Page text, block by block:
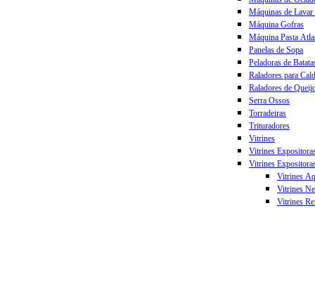
Máquinas de Lavar
Máquina Gofras
Máquina Pasta
Panelas de Sopa
Peladoras de
Raladores para
Raladores de
Serra Ossos
Torradeiras
Trituradores
Vitrines
Vitrines
Vitrines
Vitrines
Vitrines
Vitrines